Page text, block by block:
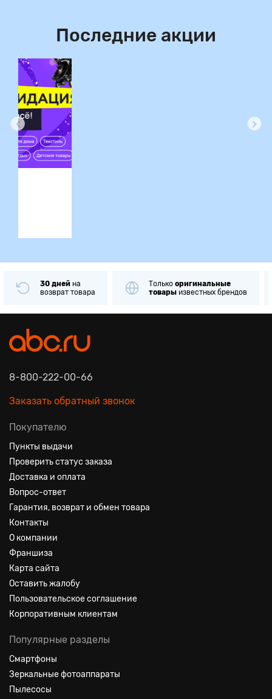
Последние акции
30 дней на
возврат товара
Только оригинальные
товары известных брендов
8-800-222-00-66
Заказать обратный звонок
Покупателю
Пункты выдачи
Проверить статус заказа
Доставка и оплата
Вопрос-ответ
Гарантия, возврат и обмен товара
Контакты
О компании
Франшиза
Карта сайта
Оставить жалобу
Пользовательское соглашение
Корпоративным клиентам
Популярные разделы
Смартфоны
Зеркальные фотоаппараты
Пылесосы